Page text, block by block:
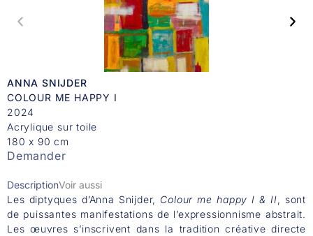
ANNA SNIJDER
COLOUR ME HAPPY I
2024
Acrylique sur toile
180 x 90 cm
Demander
DescriptionVoir aussi
Les diptyques d’Anna Snijder, Colour me happy I & II, sont
de puissantes manifestations de l’expressionnisme abstrait.
Les œuvres s’inscrivent dans la tradition créative directe